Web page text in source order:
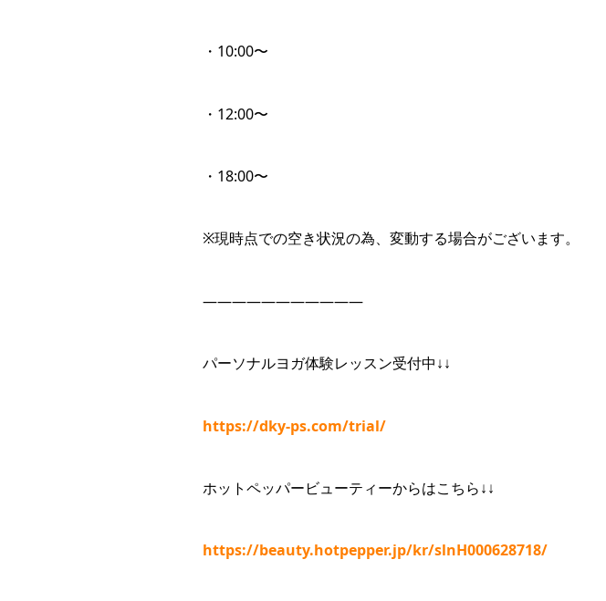
・10:00〜
・12:00〜
・18:00〜
※現時点での空き状況の為、変動する場合がございます。
———————————
パーソナルヨガ体験レッスン受付中↓↓
https://dky-ps.com/trial/
ホットペッパービューティーからはこちら↓↓
https://beauty.hotpepper.jp/kr/slnH000628718/